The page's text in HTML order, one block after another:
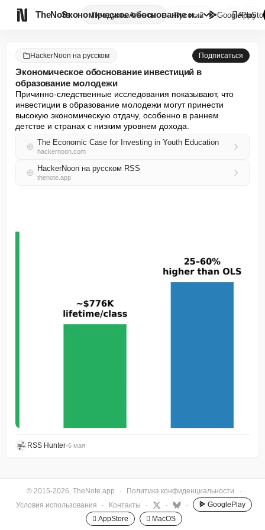
TheNote ПродуктыАгенты Экономическое обоснование инве...
Русский GooglePlay

HackerNoon на русском Подписаться
Экономическое обоснование инвестиций в
образование молодежи
Причинно-следственные исследования показывают, что
инвестиции в образование молодежи могут принести
высокую экономическую отдачу, особенно в раннем
детстве и странах с низким уровнем дохода.
The Economic Case for Investing in Youth Education
hackernoon.com
HackerNoon на русском RSS
thenote.app
RSS Hunter•6 мая
© 2015-2026, TheNote.app · Политика конфиденциальности
·
Условия использования
· Контакты · · ·
GooglePlay
 AppStore
 MacOS